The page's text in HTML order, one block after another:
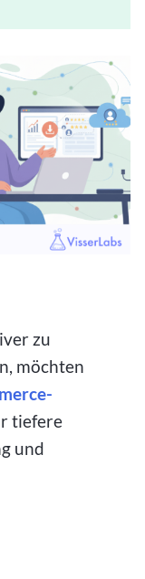
zu
möchten
tiefere
und